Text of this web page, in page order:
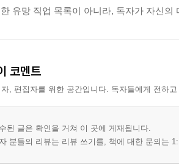
람·로그·인터록의 해석 순서
정비의 힘, 고장 전의 조용한 승부
주기와 생산창의 시간 계산
품 교체·캘리브레이션·상태 체크
복작업 속 품질 편차
유망 직업 목록이 아니라, 독자가 자신
코멘트
, 편집자를 위한 공간입니다. 독자들에게 전하
된 글은 확인을 거쳐 이 곳에 게재됩니다.
분들의 리뷰는 리뷰 쓰기를, 책에 대한 문의는